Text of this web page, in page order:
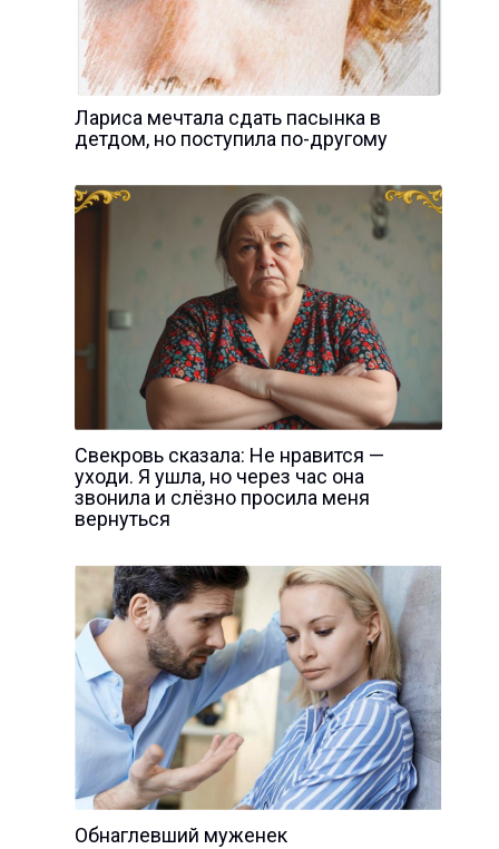
Лариса мечтала сдать пасынка в
детдом, но поступила по-другому
Свекровь сказала: Не нравится —
уходи. Я ушла, но через час она
звонила и слёзно просила меня
вернуться
Обнаглевший муженек